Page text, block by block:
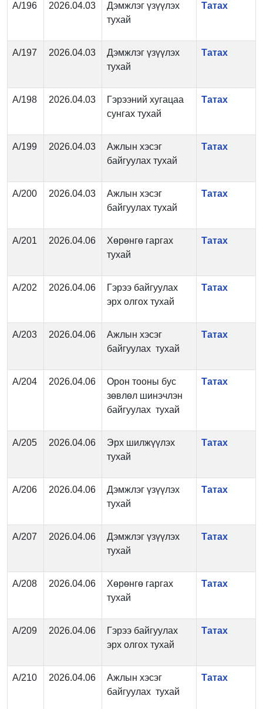
А/196 2026.04.03
Дэмжлэг үзүүлэх
тухай
Татах
А/197 2026.04.03
Дэмжлэг үзүүлэх
тухай
Татах
А/198 2026.04.03
Гэрээний хугацаа
сунгах тухай
Татах
А/199 2026.04.03
Ажлын хэсэг
байгуулах тухай
Татах
А/200 2026.04.03
Ажлын хэсэг
байгуулах тухай
Татах
А/201 2026.04.06
Хөрөнгө гаргах
тухай
Татах
А/202 2026.04.06
Гэрээ байгуулах
эрх олгох тухай
Татах
А/203 2026.04.06
Ажлын хэсэг
байгуулах тухай
Татах
А/204 2026.04.06
Орон тооны бус
зөвлөл шинэчлэн
байгуулах тухай
Татах
А/205 2026.04.06
Эрх шилжүүлэх
тухай
Татах
А/206 2026.04.06
Дэмжлэг үзүүлэх
тухай
Татах
А/207 2026.04.06
Дэмжлэг үзүүлэх
тухай
Татах
А/208 2026.04.06
Хөрөнгө гаргах
тухай
Татах
А/209 2026.04.06
Гэрээ байгуулах
эрх олгох тухай
Татах
А/210 2026.04.06
Ажлын хэсэг
байгуулах тухай
Татах